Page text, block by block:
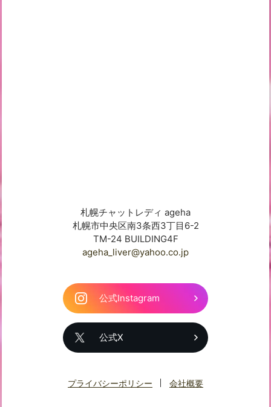
札幌チャットレディ ageha
札幌市中央区南3条西3丁目6-2
TM-24 BUILDING4F
ageha_liver@yahoo.co.jp
公式Instagram
公式X
プライバシーポリシー 会社概要